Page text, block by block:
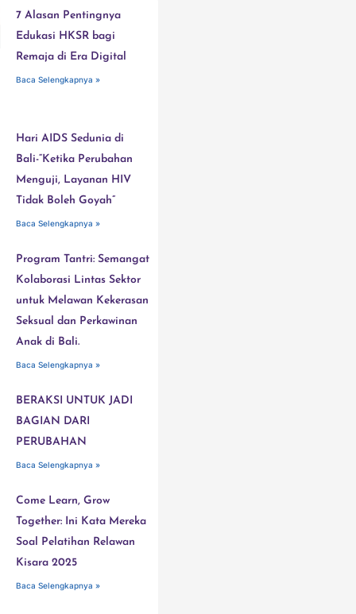
7 Alasan Pentingnya
Edukasi HKSR bagi
Remaja di Era Digital
Baca Selengkapnya »
Hari AIDS Sedunia di
Bali-“Ketika Perubahan
Menguji, Layanan HIV
Tidak Boleh Goyah”
Baca Selengkapnya »
Program Tantri: Semangat
Kolaborasi Lintas Sektor
untuk Melawan Kekerasan
Seksual dan Perkawinan
Anak di Bali.
Baca Selengkapnya »
BERAKSI UNTUK JADI
BAGIAN DARI
PERUBAHAN
Baca Selengkapnya »
Come Learn, Grow
Together: Ini Kata Mereka
Soal Pelatihan Relawan
Kisara 2025
Baca Selengkapnya »